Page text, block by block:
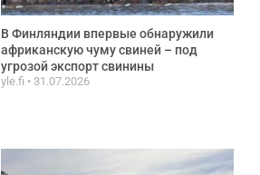
В Финляндии впервые обнаружили
африканскую чуму свиней – под
угрозой экспорт свинины
yle.fi 31.07.2026